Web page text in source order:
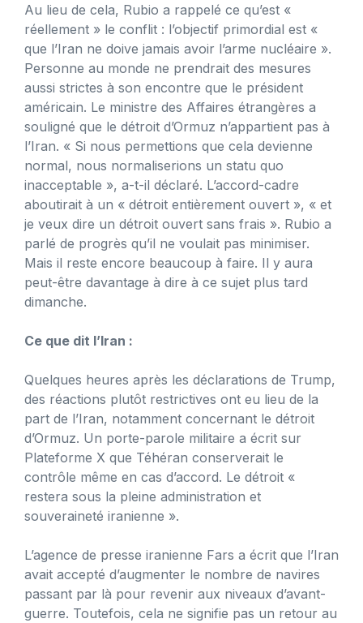
Au lieu de cela, Rubio a rappelé ce qu’est «
réellement » le conflit : l’objectif primordial est «
que l’Iran ne doive jamais avoir l’arme nucléaire ».
Personne au monde ne prendrait des mesures
aussi strictes à son encontre que le président
américain. Le ministre des Affaires étrangères a
souligné que le détroit d’Ormuz n’appartient pas à
l’Iran. « Si nous permettions que cela devienne
normal, nous normaliserions un statu quo
inacceptable », a-t-il déclaré. L’accord-cadre
aboutirait à un « détroit entièrement ouvert », « et
je veux dire un détroit ouvert sans frais ». Rubio a
parlé de progrès qu’il ne voulait pas minimiser.
Mais il reste encore beaucoup à faire. Il y aura
peut-être davantage à dire à ce sujet plus tard
dimanche.
Ce que dit l’Iran :
Quelques heures après les déclarations de Trump,
des réactions plutôt restrictives ont eu lieu de la
part de l’Iran, notamment concernant le détroit
d’Ormuz. Un porte-parole militaire a écrit sur
Plateforme X que Téhéran conserverait le
contrôle même en cas d’accord. Le détroit «
restera sous la pleine administration et
souveraineté iranienne ».
L’agence de presse iranienne Fars a écrit que l’Iran
avait accepté d’augmenter le nombre de navires
passant par là pour revenir aux niveaux d’avant-
guerre. Toutefois, cela ne signifie pas un retour au